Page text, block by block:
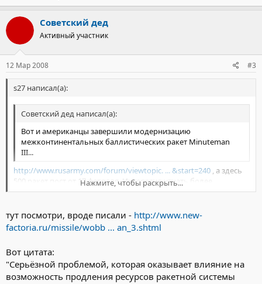
Советский дед
Активный участник
12 Мар 2008 #3
s27 написал(а):
Советский дед написал(а):
Вот и американцы завершили модернизацию
межконтинентальных баллистических ракет Minuteman
III...
http://www.rusarmy.com/forum/viewtopic. ... &start=240 , а здесь
500 ракет пост от 17 февраля. Интересно узнать более
конкретно в чем эти изменения заключаются. На сколько
Нажмите, чтобы раскрыть...
тут посмотри, вроде писали - http://www.new-
factoria.ru/missile/wobb ... an_3.shtml
Вот цитата:
"Серьёзной проблемой, которая оказывает влияние на
возможность продления ресурсов ракетной системы